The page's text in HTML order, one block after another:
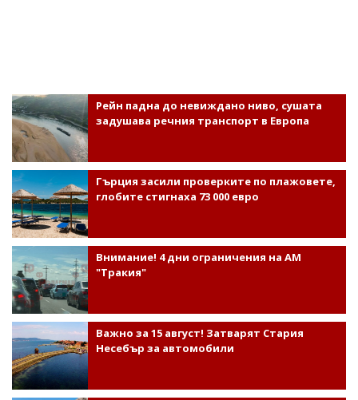
Рейн падна до невиждано ниво, сушата
задушава речния транспорт в Европа
Гърция засили проверките по плажовете,
глобите стигнаха 73 000 евро
Внимание! 4 дни ограничения на АМ
"Тракия"
Важно за 15 август! Затварят Стария
Несебър за автомобили